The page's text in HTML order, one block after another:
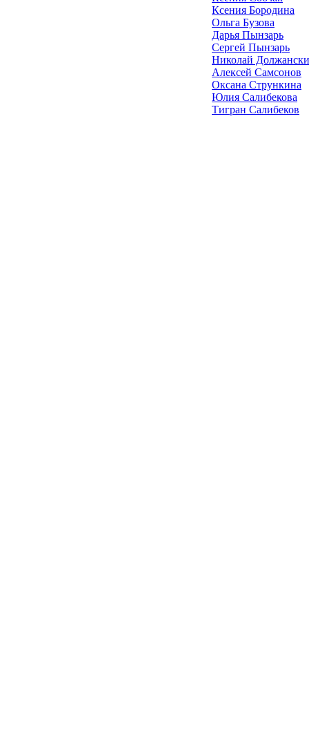
Ксения Бородина
Ольга Бузова
Дарья Пынзарь
Сергей Пынзарь
Николай
Алексей Самсонов
Оксана Стрункина
Юлия Салибекова
Тигран Салибеков